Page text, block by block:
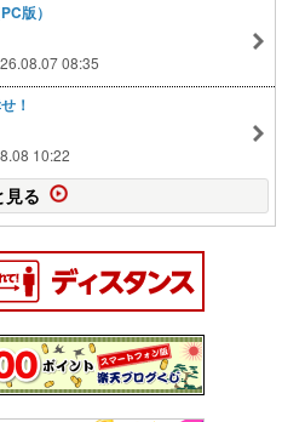
版）
08:35
！
10:22
見る